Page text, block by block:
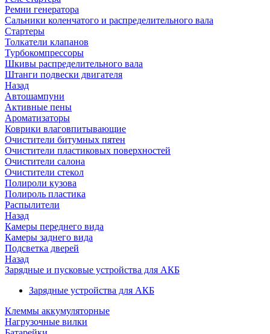
Ремни генератора
Сальники коленчатого и распределительного вала
Стартеры
Толкатели клапанов
Турбокомпрессоры
Шкивы распределительного вала
Штанги подвески двигателя
Назад
Автошампуни
Активные пены
Ароматизаторы
Коврики влаговпитывающие
Очистители битумных пятен
Очистители пластиковых поверхностей
Очистители салона
Очистители стекол
Полироли кузова
Полироль пластика
Распылители
Назад
Камеры переднего вида
Камеры заднего вида
Подсветка дверей
Назад
Зарядные и пусковые устройства для АКБ
Зарядные устройства для АКБ
Клеммы аккумуляторные
Нагрузочные вилки